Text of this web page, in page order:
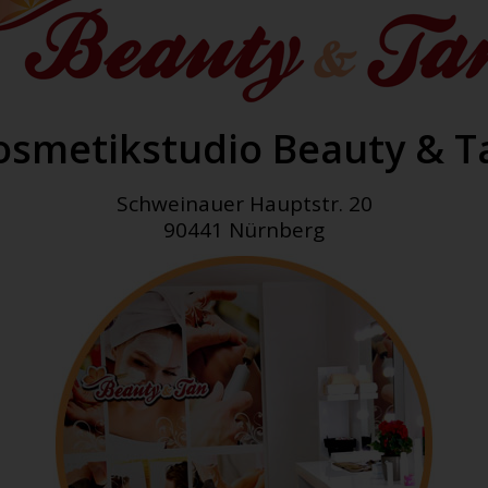
Beauty &
Schweinauer Hauptstr. 20
90441 Nürnberg